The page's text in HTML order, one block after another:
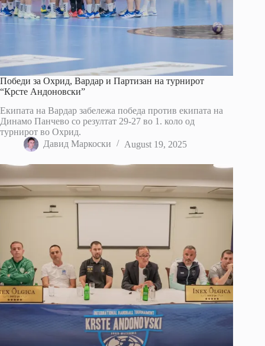
Победи за Охрид, Вардар и Партизан на турнирот
“Крсте Андоновски”
Екипата на Вардар забележа победа против екипата на
Динамо Панчево со резултат 29-27 во 1. коло од
турнирот во Охрид.
Давид Маркоски
August 19, 2025